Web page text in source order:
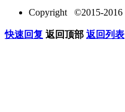
Copyright ©2015-2016
快速回复 返回顶部 返回列表